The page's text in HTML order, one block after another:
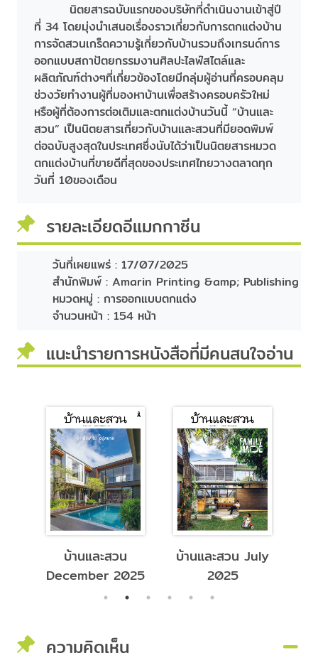
นิตยสารฉบับแรกของบริษัทที่ดำเนินงานเข้าสู่ปี
ที่ 34 โดยมุ่งนำเสนอเรื่องราวเกี่ยวกับการตกแต่งบ้าน
การจัดสวนเกร็ดความรู้เกี่ยวกับบ้านรวมถึงเทรนด์การ
ออกแบบสถาปัตยกรรมงานศิลปะไลฟ์สไตล์และ
ผลิตภัณฑ์ต่างๆที่เกี่ยวข้องโดยมีกลุ่มผู้อ่านที่ครอบคลุม
ช่วงวัยทำงานผู้ที่มองหาบ้านเพื่อสร้างครอบครัวใหม่
หรือผู้ที่ต้องการต่อเติมและตกแต่งบ้านวันนี้ “บ้านและ
สวน” เป็นนิตยสารเกี่ยวกับบ้านและสวนที่มียอดพิมพ์
ต่อฉบับสูงสุดในประเทศซึ่งนับได้ว่าเป็นนิตยสารหมวด
ตกแต่งบ้านที่ขายดีที่สุดของประเทศไทยวางตลาดทุก
วันที่ 10ของเดือน
รายละเอียดอีแมกกาซีน
วันที่เผยแพร่ : 17/07/2025
สำนักพิมพ์ : Amarin Printing &amp; Publishing
หมวดหมู่ : การออกแบบตกแต่ง
จำนวนหน้า : 154 หน้า
แนะนำรายการหนังสือที่มีคนสนใจอ่าน
บ้านและสวน
December 2025
บ้านและสวน July
2025
ความคิดเห็น